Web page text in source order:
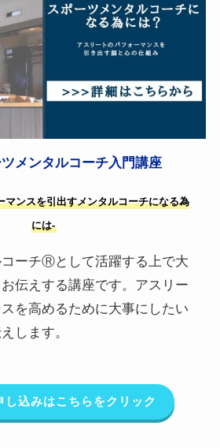
ツメンタルコーチ入門講座
マンスを引出すメンタルコーチになる為
には-
コーチⓇとして活躍する上で大
伝えする講座です。アスリー
を高めるために大事にしたい
します。
し込みはこちらをクリック